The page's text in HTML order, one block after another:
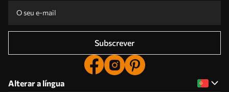
Subscrever
Alterar a língua